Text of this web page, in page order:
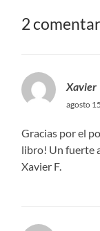
2
Xavier
agosto
Gracias por el
libro! Un fuerte
Xavier F.